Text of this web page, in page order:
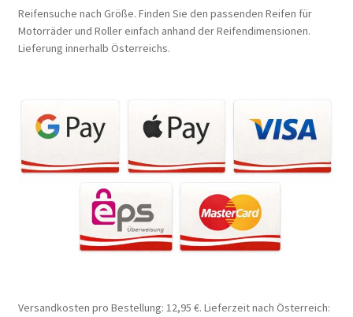
Reifensuche nach Größe. Finden Sie den passenden Reifen für
Motorräder und Roller einfach anhand der Reifendimensionen.
Lieferung innerhalb Österreichs.
Versandkosten pro Bestellung: 12,95 €. Lieferzeit nach Österreich: